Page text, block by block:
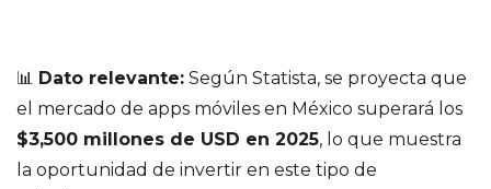
📊 Dato relevante: Según Statista, se proyecta que
el mercado de apps móviles en México superará los
$3,500 millones de USD en 2025, lo que muestra
la oportunidad de invertir en este tipo de